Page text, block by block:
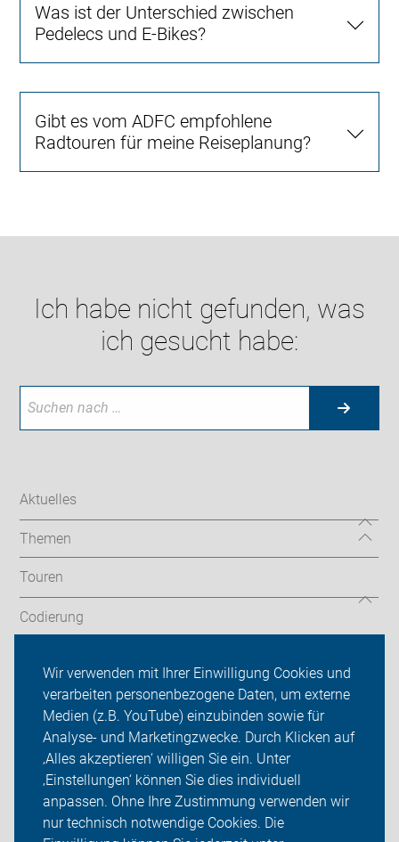
Wir verwenden mit Ihrer Einwilligung Cookies und
verarbeiten personenbezogene Daten, um externe
Medien (z.B. YouTube) einzubinden sowie für
Analyse- und Marketingzwecke. Durch Klicken auf
‚Alles akzeptieren‘ willigen Sie ein. Unter
‚Einstellungen‘ können Sie dies individuell
anpassen. Ohne Ihre Zustimmung verwenden wir
nur technisch notwendige Cookies. Die
Was ist der Unterschied zwischen
Pedelecs und E-Bikes?
Gibt es vom ADFC empfohlene
Radtouren für meine Reiseplanung?
Ich habe nicht gefunden, was
ich gesucht habe:
Aktuelles
Themen
Touren
Codierung
ADFC Velbert
Sei dabei
Presse
Login